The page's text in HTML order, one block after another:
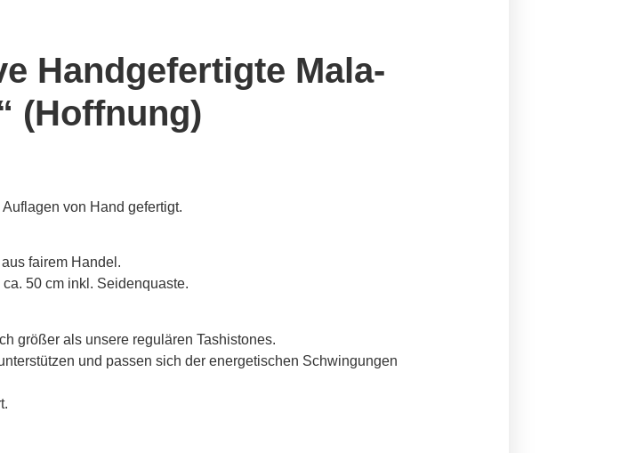
Handgefertigte Mala-
(Hoffnung)
von Hand gefertigt.
fairem Handel.
50 cm inkl. Seidenquaste.
größer als unsere regulären Tashistones.
und passen sich der energetischen Schwingungen